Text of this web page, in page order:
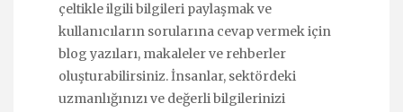
çeltikle ilgili bilgileri paylaşmak ve
kullanıcıların sorularına cevap vermek için
blog yazıları, makaleler ve rehberler
oluşturabilirsiniz. İnsanlar, sektördeki
uzmanlığınızı ve değerli bilgilerinizi